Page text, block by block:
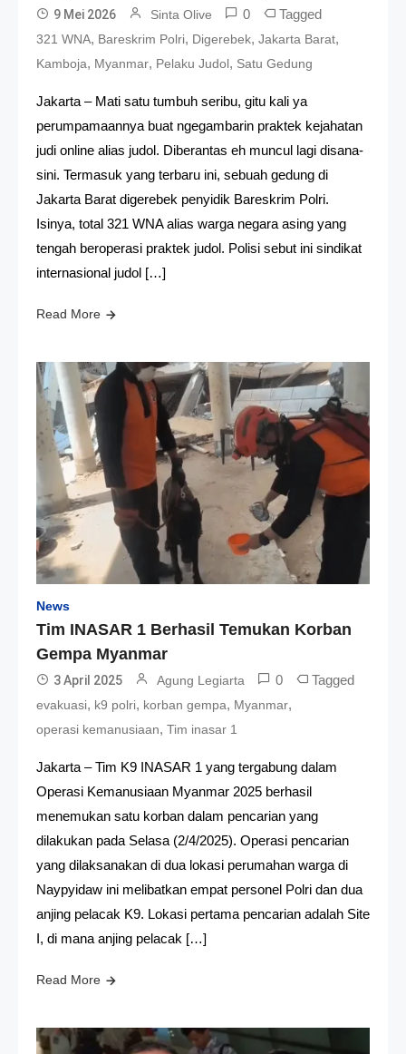
9 Mei 2026 Sinta Olive 0 Tagged
321 WNA, Bareskrim Polri, Digerebek, Jakarta Barat,
Kamboja, Myanmar, Pelaku Judol, Satu Gedung
Jakarta – Mati satu tumbuh seribu, gitu kali ya
perumpamaannya buat ngegambarin praktek kejahatan
judi online alias judol. Diberantas eh muncul lagi disana-
sini. Termasuk yang terbaru ini, sebuah gedung di
Jakarta Barat digerebek penyidik Bareskrim Polri.
Isinya, total 321 WNA alias warga negara asing yang
tengah beroperasi praktek judol. Polisi sebut ini sindikat
internasional judol […]
Read More
News
Tim INASAR 1 Berhasil Temukan Korban
Gempa Myanmar
3 April 2025 Agung Legiarta 0 Tagged
evakuasi, k9 polri, korban gempa, Myanmar,
operasi kemanusiaan, Tim inasar 1
Jakarta – Tim K9 INASAR 1 yang tergabung dalam
Operasi Kemanusiaan Myanmar 2025 berhasil
menemukan satu korban dalam pencarian yang
dilakukan pada Selasa (2/4/2025). Operasi pencarian
yang dilaksanakan di dua lokasi perumahan warga di
Naypyidaw ini melibatkan empat personel Polri dan dua
anjing pelacak K9. Lokasi pertama pencarian adalah Site
I, di mana anjing pelacak […]
Read More